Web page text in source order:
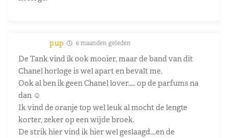
pup 6 maanden geleden
De Tank vind ik ook mooier, maar de band van dit
Chanel horloge is wel apart en bevalt me.
Ook al ben ik geen Chanel lover….. op de parfums na
dan ☺️
Ik vind de oranje top wel leuk al mocht de lengte
korter, zeker op een wijde broek.
De strik hier vind ik hier wel geslaagd….en de